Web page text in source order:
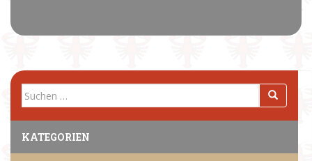
Suchen
nach:
KATEGORIEN